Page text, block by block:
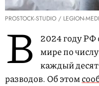
PROSTOCK-STUDIO / LEGION-
В
2024 году РФ
мире по
каждый
разводов. Об этом